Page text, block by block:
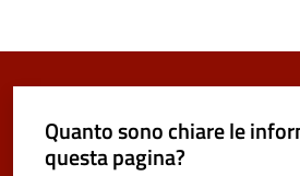
Quanto sono chiare le
questa pagina?